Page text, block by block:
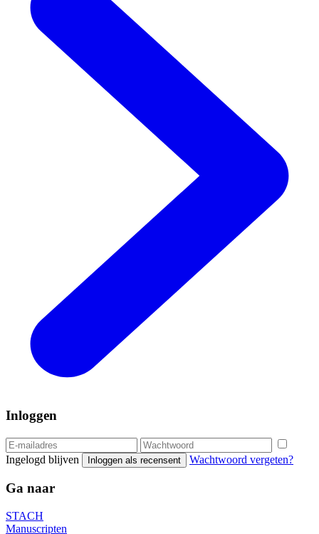
Inloggen
Ingelogd blijven Inloggen als recensent Wachtwoord vergeten?
Ga naar
STACH
Manuscripten